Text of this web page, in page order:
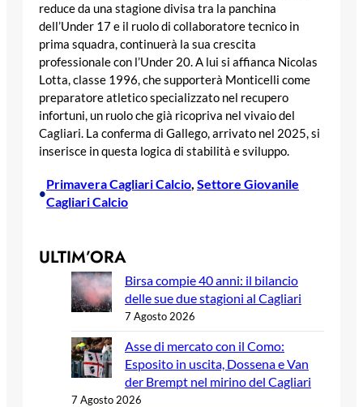
reduce da una stagione divisa tra la panchina
dell’Under 17 e il ruolo di collaboratore tecnico in
prima squadra, continuerà la sua crescita
professionale con l’Under 20. A lui si affianca Nicolas
Lotta, classe 1996, che supporterà Monticelli come
preparatore atletico specializzato nel recupero
infortuni, un ruolo che già ricopriva nel vivaio del
Cagliari. La conferma di Gallego, arrivato nel 2025, si
inserisce in questa logica di stabilità e sviluppo.
•
Primavera Cagliari Calcio, Settore Giovanile
Cagliari Calcio
ULTIM’ORA
Birsa compie 40 anni: il bilancio
delle sue due stagioni al Cagliari
7 Agosto 2026
Asse di mercato con il Como:
Esposito in uscita, Dossena e Van
der Brempt nel mirino del Cagliari
7 Agosto 2026